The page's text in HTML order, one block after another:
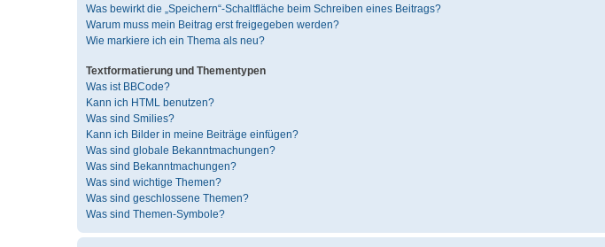
Was bewirkt die „Speichern“-Schaltfläche beim Schreiben eines Beitrags?
Warum muss mein Beitrag erst freigegeben werden?
Wie markiere ich ein Thema als neu?
Textformatierung und Thementypen
Was ist BBCode?
Kann ich HTML benutzen?
Was sind Smilies?
Kann ich Bilder in meine Beiträge einfügen?
Was sind globale Bekanntmachungen?
Was sind Bekanntmachungen?
Was sind wichtige Themen?
Was sind geschlossene Themen?
Was sind Themen-Symbole?